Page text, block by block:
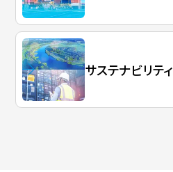
サステナビリティ